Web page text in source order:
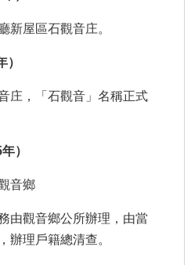
新屋區石觀音庄。
庄，「石觀音」名稱正式
）
音鄉
由觀音鄉公所辦理，由當
辦理戶籍總清查。